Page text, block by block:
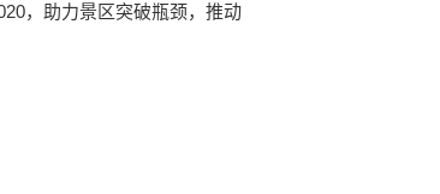
，助力景区突破瓶颈，推动